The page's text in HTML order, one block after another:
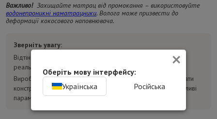
Важливо! Захищайте матрац від промокання – використовуйте
водонепроникні наматрацники. Волога може призвести до
деформації кокосового наповнювача.
Зверніть увагу:
Відтінок товару на фотографіях може відрізнятися від
реального.
Виробник може без попереднього повідомлення змінювати
конструкцію, комплектацію та характеристики товару. Важливі
параметри уточнюйте у консультанта перед покупкою.
×
Оберіть мову інтерфейсу:
Українська
Російська